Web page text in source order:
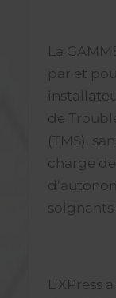
La
par et
de
(TMS),
charge